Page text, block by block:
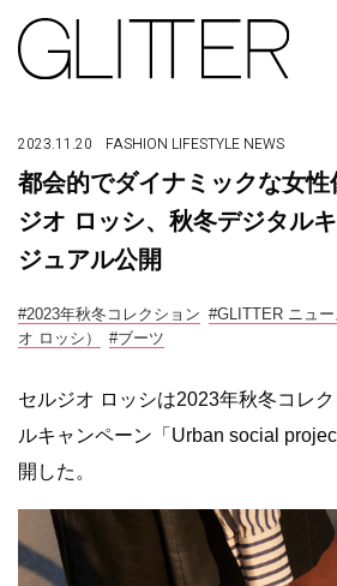
2023.11.20 FASHION LIFESTYLE NEWS
都会的でダイナミックな女
ジオ ロッシ、秋冬デジタル
ジュアル公開
#2023年秋冬コレクション #GLITTER ニュー
オ ロッシ）
#ブーツ
セルジオ ロッシは2023年秋冬コレ
ルキャンペーン「Urban social
開した。